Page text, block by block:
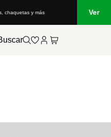
chaquetas y más Ver